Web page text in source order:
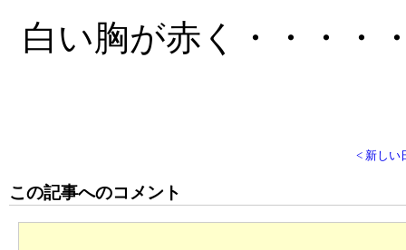
白い胸が赤く・・・・
< 新しい
この記事へのコメント